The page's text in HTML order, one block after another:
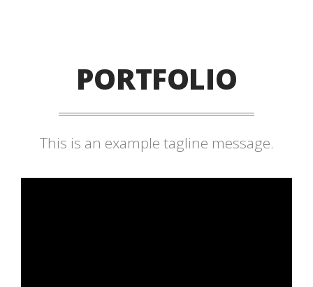
PORTFOLIO
This is an example tagline message.